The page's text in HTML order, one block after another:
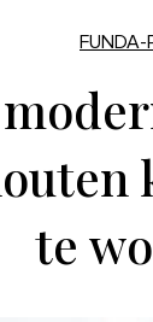
FUNDA-
te